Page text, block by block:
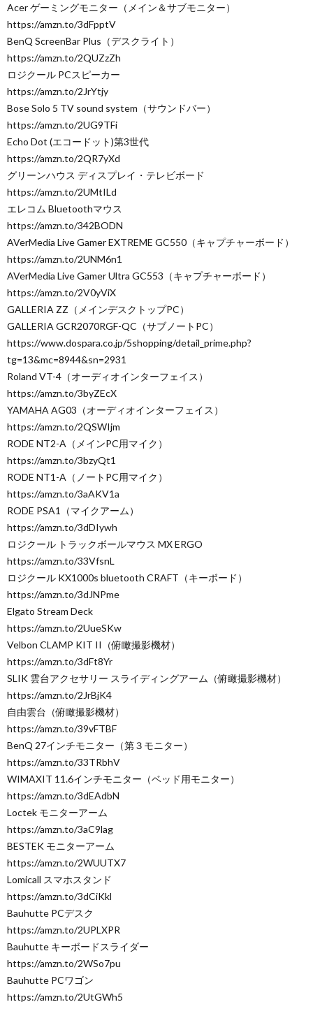
Acer ゲーミングモニター（メイン＆サブモニター）
https://amzn.to/3dFpptV
BenQ ScreenBar Plus（デスクライト）
https://amzn.to/2QUZzZh
ロジクール PCスピーカー
https://amzn.to/2JrYtjy
Bose Solo 5 TV sound system（サウンドバー）
https://amzn.to/2UG9TFi
Echo Dot (エコードット)第3世代
https://amzn.to/2QR7yXd
グリーンハウス ディスプレイ・テレビボード
https://amzn.to/2UMtILd
エレコム Bluetoothマウス
https://amzn.to/342BODN
AVerMedia Live Gamer EXTREME GC550（キャプチャーボード）
https://amzn.to/2UNM6n1
AVerMedia Live Gamer Ultra GC553（キャプチャーボード）
https://amzn.to/2V0yViX
GALLERIA ZZ（メインデスクトップPC）
GALLERIA GCR2070RGF-QC（サブノートPC）
https://www.dospara.co.jp/5shopping/detail_prime.php?
tg=13&mc=8944&sn=2931
Roland VT-4（オーディオインターフェイス）
https://amzn.to/3byZEcX
YAMAHA AG03（オーディオインターフェイス）
https://amzn.to/2QSWIjm
RODE NT2-A（メインPC用マイク）
https://amzn.to/3bzyQt1
RODE NT1-A（ノートPC用マイク）
https://amzn.to/3aAKV1a
RODE PSA1（マイクアーム）
https://amzn.to/3dDIywh
ロジクール トラックボールマウス MX ERGO
https://amzn.to/33VfsnL
ロジクール KX1000s bluetooth CRAFT（キーボード）
https://amzn.to/3dJNPme
Elgato Stream Deck
https://amzn.to/2UueSKw
Velbon CLAMP KIT II（俯瞰撮影機材）
https://amzn.to/3dFt8Yr
SLIK 雲台アクセサリー スライディングアーム（俯瞰撮影機材）
https://amzn.to/2JrBjK4
自由雲台（俯瞰撮影機材）
https://amzn.to/39vFTBF
BenQ 27インチモニター（第３モニター）
https://amzn.to/33TRbhV
WIMAXIT 11.6インチモニター（ベッド用モニター）
https://amzn.to/3dEAdbN
Loctek モニターアーム
https://amzn.to/3aC9lag
BESTEK モニターアーム
https://amzn.to/2WUUTX7
Lomicall スマホスタンド
https://amzn.to/3dCiKkl
Bauhutte PCデスク
https://amzn.to/2UPLXPR
Bauhutte キーボードスライダー
https://amzn.to/2WSo7pu
Bauhutte PCワゴン
https://amzn.to/2UtGWh5